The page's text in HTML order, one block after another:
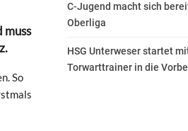
muss
So
C-Jugend macht sich
Oberliga
HSG Unterweser startet
Torwarttrainer in die